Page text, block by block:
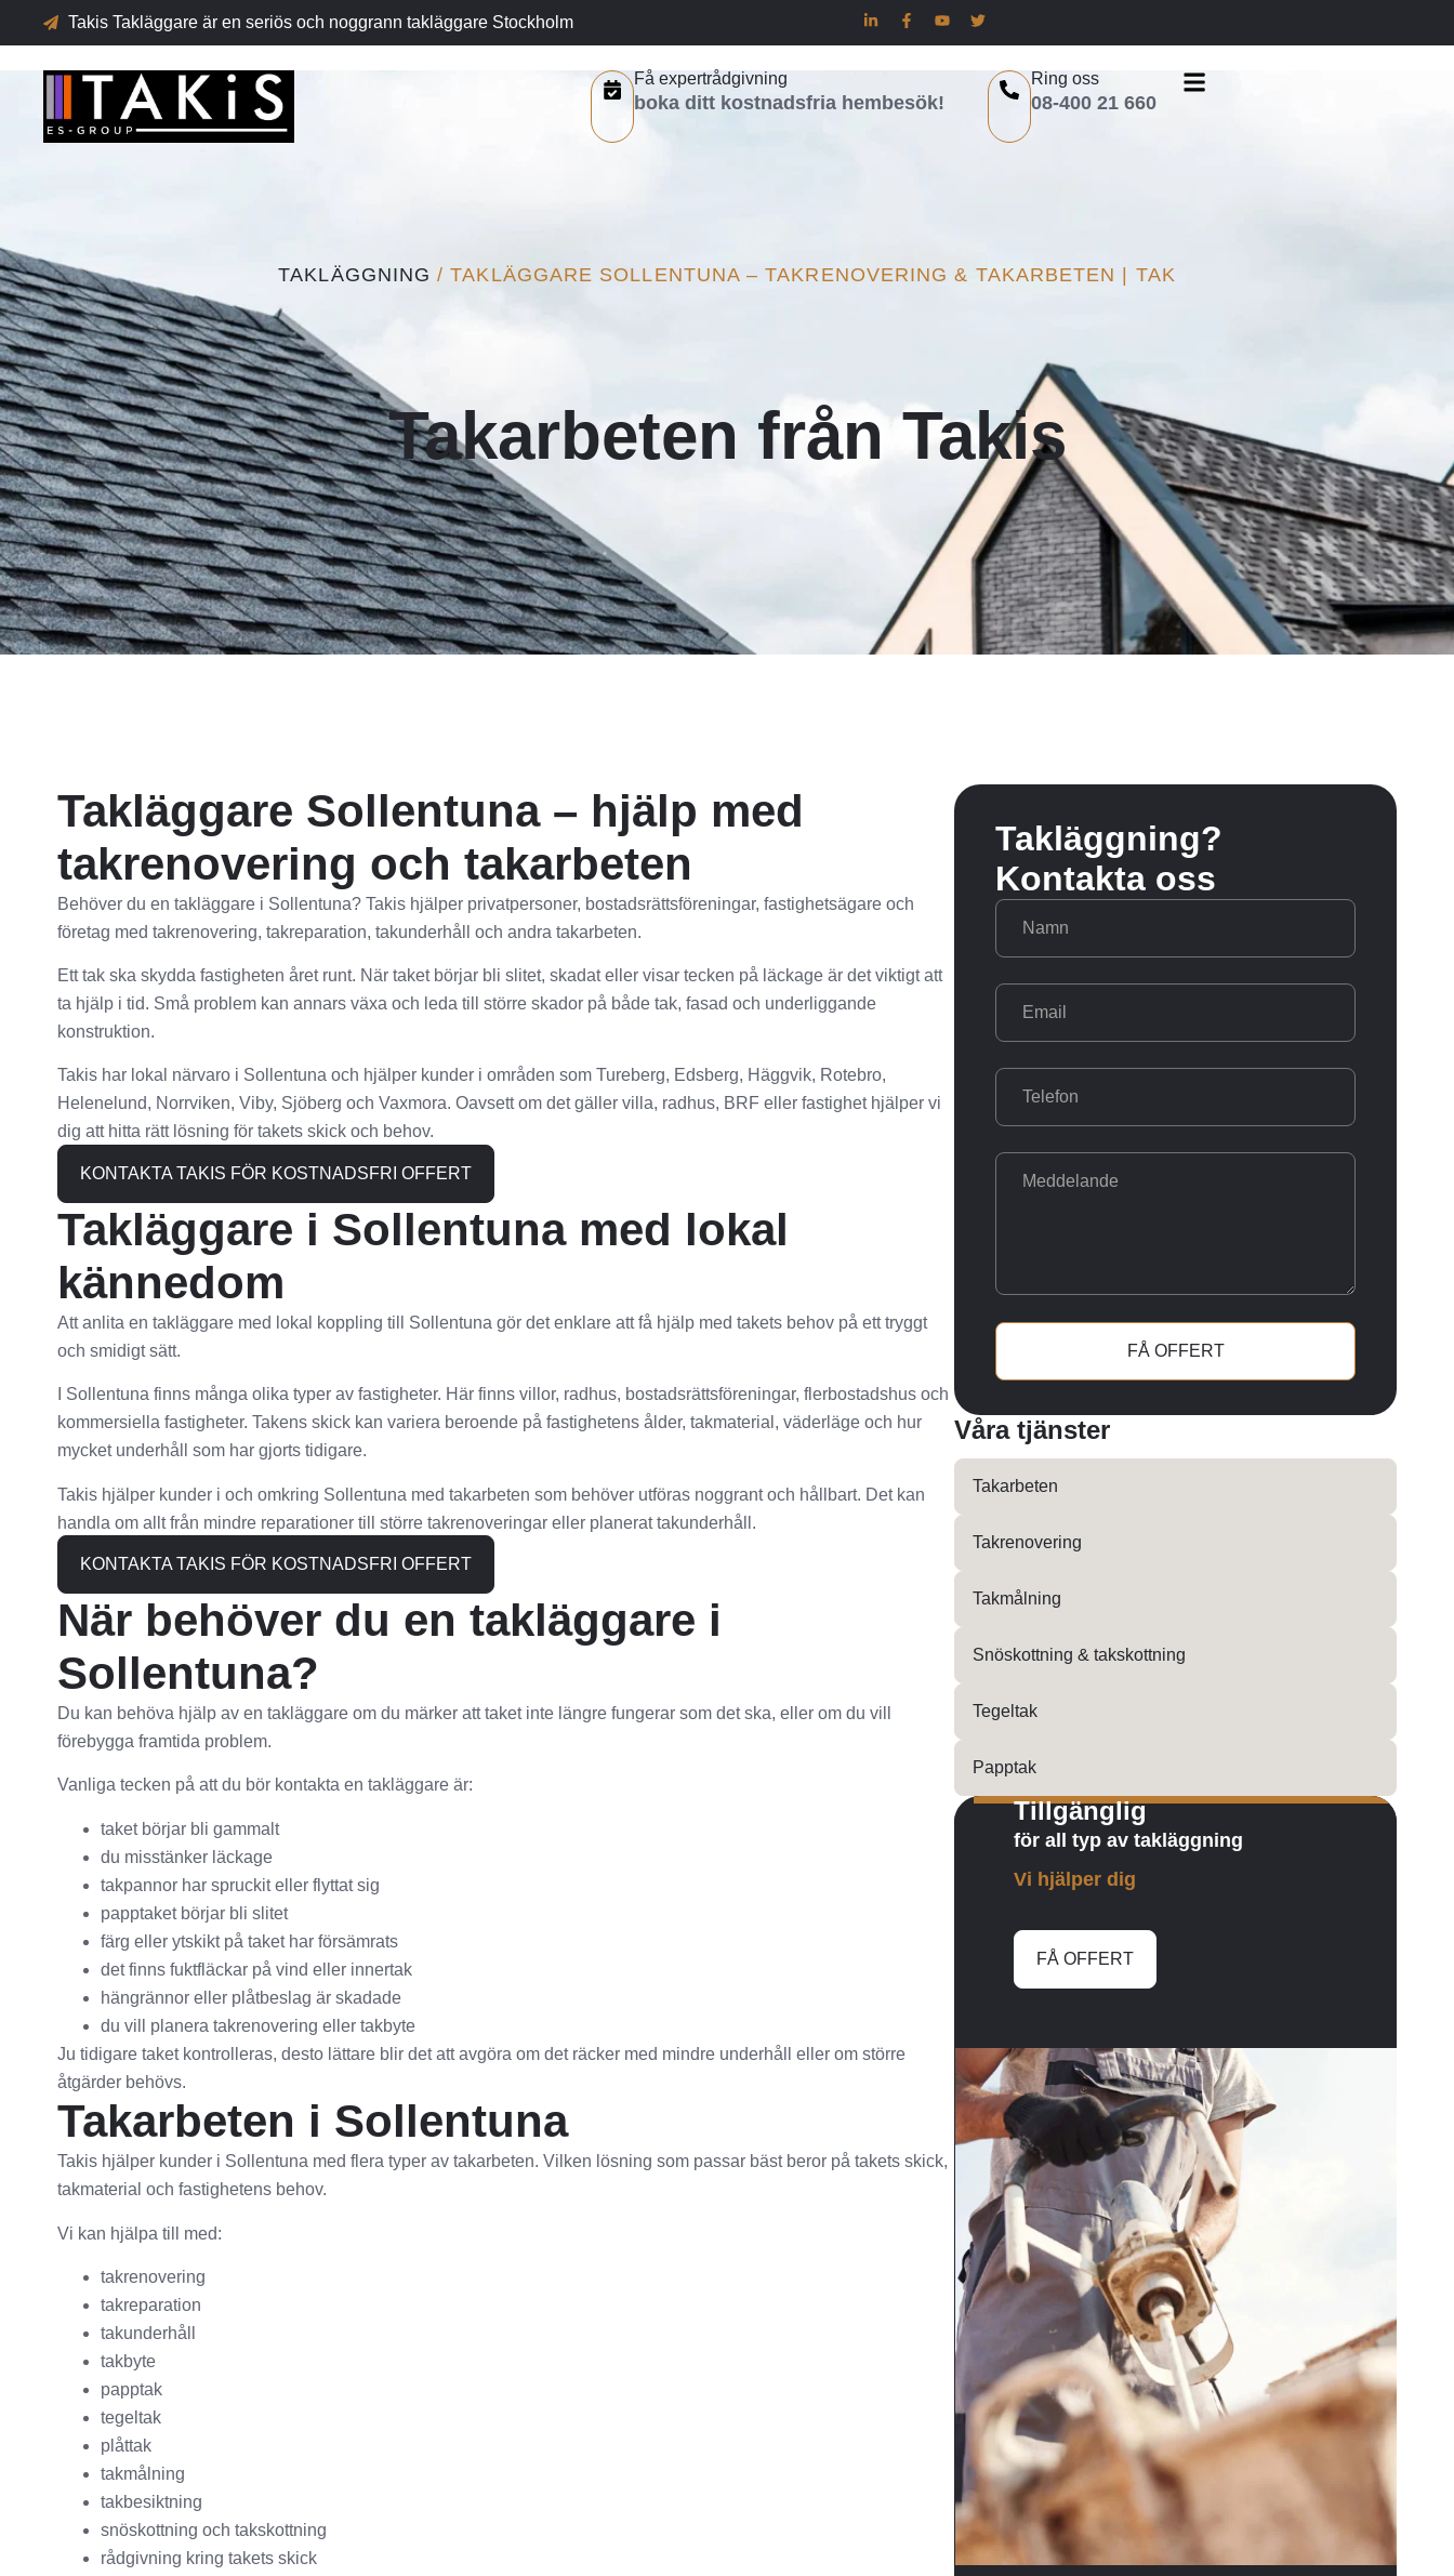
Takis Takläggare är en seriös och noggrann takläggare Stockholm
Få expertrådgivning
boka ditt kostnadsfria hembesök!
Ring oss
08-400 21 660
TAKLÄGGNING / TAKLÄGGARE SOLLENTUNA – TAKRENOVERING & TAKARBETEN | TAK
Takarbeten från Takis
Takläggare Sollentuna – hjälp med
takrenovering och takarbeten
Behöver du en takläggare i Sollentuna? Takis hjälper privatpersoner, bostadsrättsföreningar, fastighetsägare och
företag med takrenovering, takreparation, takunderhåll och andra takarbeten.
Ett tak ska skydda fastigheten året runt. När taket börjar bli slitet, skadat eller visar tecken på läckage är det viktigt att
ta hjälp i tid. Små problem kan annars växa och leda till större skador på både tak, fasad och underliggande
konstruktion.
Takis har lokal närvaro i Sollentuna och hjälper kunder i områden som Tureberg, Edsberg, Häggvik, Rotebro,
Helenelund, Norrviken, Viby, Sjöberg och Vaxmora. Oavsett om det gäller villa, radhus, BRF eller fastighet hjälper vi
dig att hitta rätt lösning för takets skick och behov.
KONTAKTA TAKIS FÖR KOSTNADSFRI OFFERT
Takläggare i Sollentuna med lokal
kännedom
Att anlita en takläggare med lokal koppling till Sollentuna gör det enklare att få hjälp med takets behov på ett tryggt
och smidigt sätt.
I Sollentuna finns många olika typer av fastigheter. Här finns villor, radhus, bostadsrättsföreningar, flerbostadshus och
kommersiella fastigheter. Takens skick kan variera beroende på fastighetens ålder, takmaterial, väderläge och hur
mycket underhåll som har gjorts tidigare.
Takis hjälper kunder i och omkring Sollentuna med takarbeten som behöver utföras noggrant och hållbart. Det kan
handla om allt från mindre reparationer till större takrenoveringar eller planerat takunderhåll.
KONTAKTA TAKIS FÖR KOSTNADSFRI OFFERT
När behöver du en takläggare i
Sollentuna?
Du kan behöva hjälp av en takläggare om du märker att taket inte längre fungerar som det ska, eller om du vill
förebygga framtida problem.
Vanliga tecken på att du bör kontakta en takläggare är:
taket börjar bli gammalt
du misstänker läckage
takpannor har spruckit eller flyttat sig
papptaket börjar bli slitet
färg eller ytskikt på taket har försämrats
det finns fuktfläckar på vind eller innertak
hängrännor eller plåtbeslag är skadade
du vill planera takrenovering eller takbyte
Ju tidigare taket kontrolleras, desto lättare blir det att avgöra om det räcker med mindre underhåll eller om större
åtgärder behövs.
Takarbeten i Sollentuna
Takis hjälper kunder i Sollentuna med flera typer av takarbeten. Vilken lösning som passar bäst beror på takets skick,
takmaterial och fastighetens behov.
Vi kan hjälpa till med:
takrenovering
takreparation
takunderhåll
takbyte
papptak
tegeltak
plåttak
takmålning
takbesiktning
snöskottning och takskottning
rådgivning kring takets skick
Takläggning?
Kontakta oss
FÅ OFFERT
Våra tjänster
Takarbeten
Takrenovering
Takmålning
Snöskottning & takskottning
Tegeltak
Papptak
Tillgänglig
för all typ av takläggning
Vi hjälper dig
FÅ OFFERT